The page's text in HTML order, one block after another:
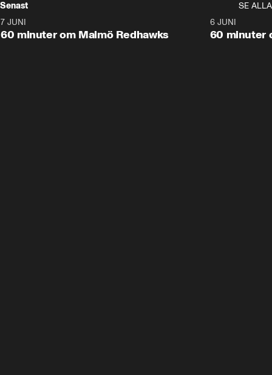
Senast
SE ALLA
Plus
7 JUNI
60 minuter om Malmö Redhawks
6 JUNI
60 minuter